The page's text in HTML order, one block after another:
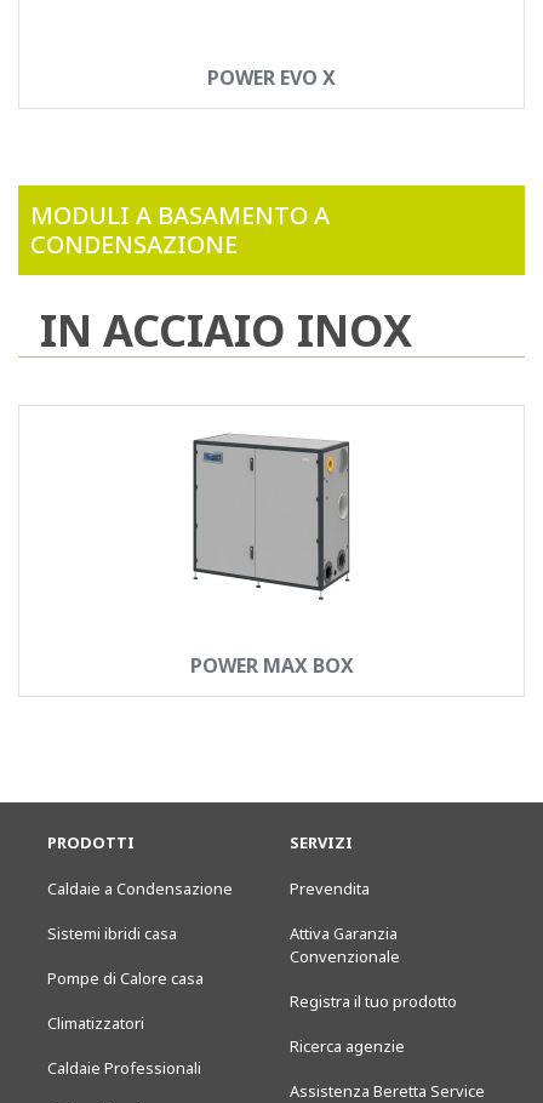
POWER EVO X
MODULI A BASAMENTO A
CONDENSAZIONE
IN ACCIAIO INOX
POWER MAX BOX
PRODOTTI
Caldaie a Condensazione
Sistemi ibridi casa
Pompe di Calore casa
Climatizzatori
Caldaie Professionali
SERVIZI
Prevendita
Attiva Garanzia
Convenzionale
Registra il tuo prodotto
Ricerca agenzie
Assistenza Beretta Service